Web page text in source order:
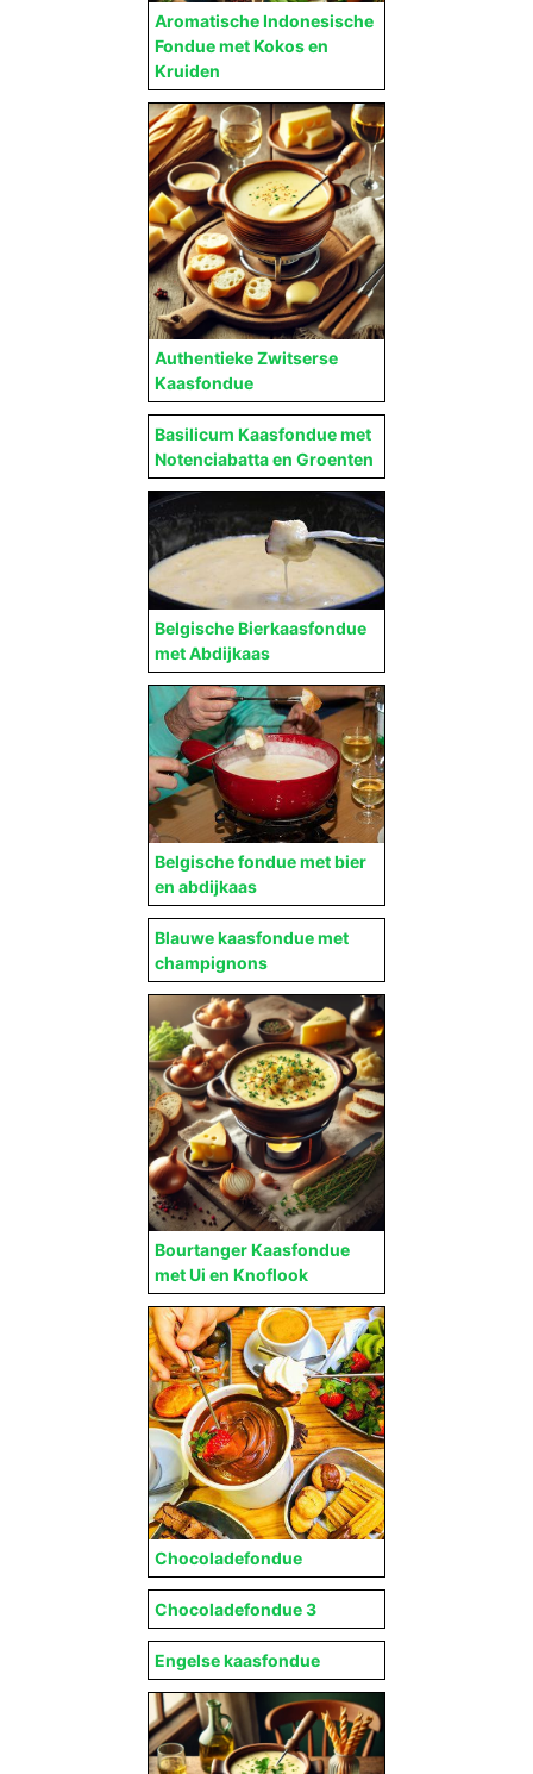
Aromatische Indonesische
Fondue met Kokos en
Kruiden
Authentieke Zwitserse
Kaasfondue
Basilicum Kaasfondue met
Notenciabatta en Groenten
Belgische Bierkaasfondue
met Abdijkaas
Belgische fondue met bier
en abdijkaas
Blauwe kaasfondue met
champignons
Bourtanger Kaasfondue
met Ui en Knoflook
Chocoladefondue
Chocoladefondue 3
Engelse kaasfondue